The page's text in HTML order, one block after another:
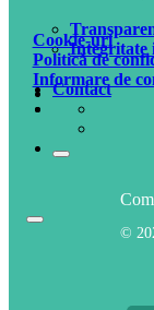
Integritate
Contact
©
Cookie-uri
Politică de
Informare de